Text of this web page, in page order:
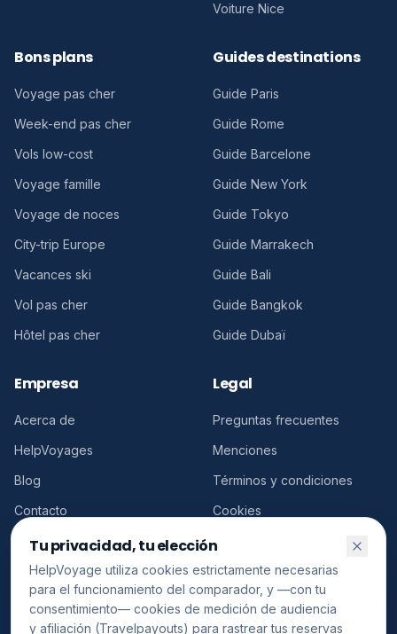
Voiture Nice
Bons plans
Voyage pas cher
Week-end pas cher
Vols low-cost
Voyage famille
Voyage de noces
City-trip Europe
Vacances ski
Vol pas cher
Hôtel pas cher
Guides destinations
Guide Paris
Guide Rome
Guide Barcelone
Guide New York
Guide Tokyo
Guide Marrakech
Guide Bali
Guide Bangkok
Guide Dubaï
Empresa
Acerca de
HelpVoyages
Blog
Contacto
Legal
Preguntas frecuentes
Menciones
Términos y condiciones
Cookies
Conformité publicitaire
2026 HelpVoyage.Todos los derechos reservados.
Tu privacidad, tu elección
HelpVoyage utiliza cookies estrictamente necesarias
para el funcionamiento del comparador, y —con tu
consentimiento— cookies de medición de audiencia
y afiliación (Travelpayouts) para rastrear tus reservas